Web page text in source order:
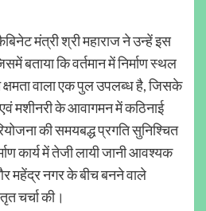
मंत्री श्री महाराज ने उन्हें इस
बताया कि वर्तमान में निर्माण स्थल
वाला एक पुल उपलब्ध है, जिसके
एवं मशीनरी के आवागमन में कठिनाई
की समयबद्ध प्रगति सुनिश्चित
कार्य में तेजी लायी जानी आवश्यक
महेंद्र नगर के बीच बनने वाले
चर्चा की।